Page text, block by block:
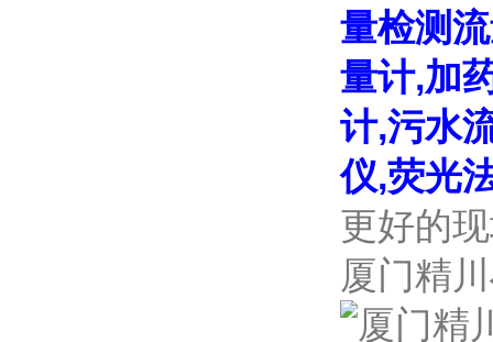
量检测
量计,加
计,污水
仪,荧光
更好的
厦门精川